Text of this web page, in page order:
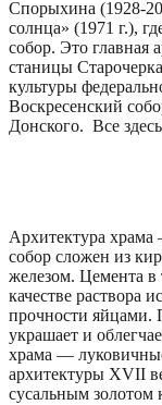
Спорыхина (1928-
солнца» (1971 г.),
собор. Это главная
станицы
культуры
Воскресенский
Донского. Все
Архитектура храма
собор сложен из
железом. Цемента в
качестве раствора
прочности яйцами.
украшает и
храма —
архитектуры XVII
сусальным золотом